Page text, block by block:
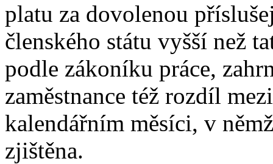
platu za dovolenou
členského státu vyšší než
podle zákoníku práce,
zaměstnance též rozdíl
kalendářním měsíci, v
zjištěna.